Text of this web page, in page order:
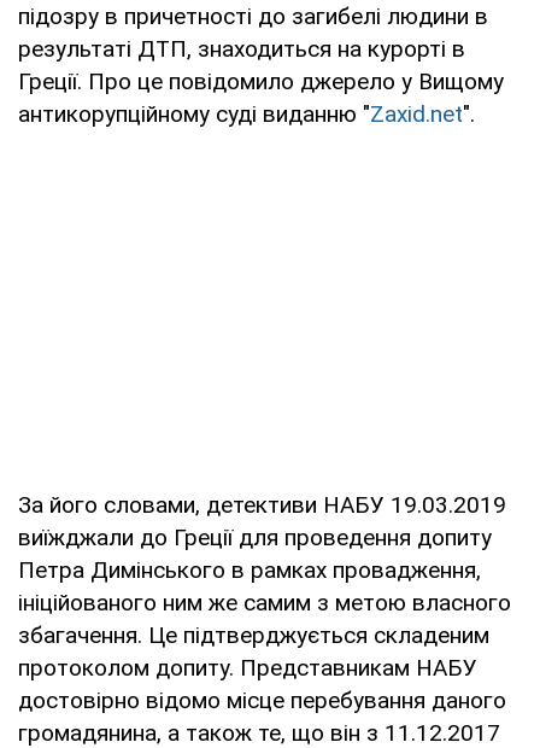
підозру в причетності до загибелі людини в
результаті ДТП, знаходиться на курорті в
Греції. Про це повідомило джерело у Вищому
антикорупційному суді виданню "Zaxid.net".
За його словами, детективи НАБУ 19.03.2019
виїжджали до Греції для проведення допиту
Петра Димінського в рамках провадження,
ініційованого ним же самим з метою власного
збагачення. Це підтверджується складеним
протоколом допиту. Представникам НАБУ
достовірно відомо місце перебування даного
громадянина, а також те, що він з 11.12.2017